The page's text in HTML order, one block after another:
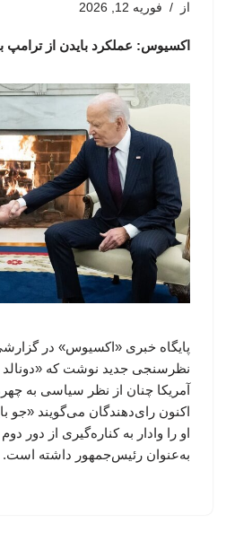
از فوریه 12, 2026
اکسیوس: عملکرد بایدن از ترامپ
پایگاه خبری «اکسیوس» در
نظرسنجی جدید نوشت که
آمریکا چنان از نظر سیاسی به
اکنون رای‌دهندگان می‌گویند «جو
او را وادار به کناره‌گیری از دور
به‌عنوان رئیس‌جمهور داشته است.